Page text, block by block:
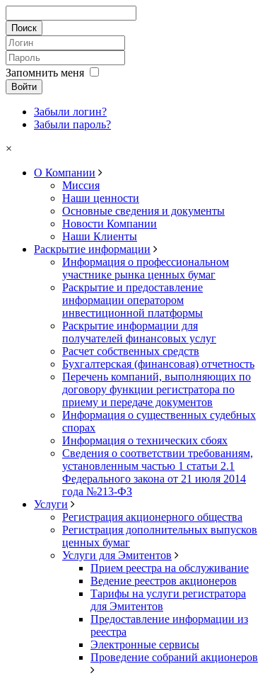
Запомнить меня
Войти
Забыли логин?
Забыли пароль?
×
О Компании
Миссия
Наши ценности
Основные сведения и документы
Новости Компании
Наши Клиенты
Раскрытие информации
Информация о профессиональном
участнике рынка ценных бумаг
Раскрытие и предоставление
информации оператором
инвестиционной платформы
Раскрытие информации для
получателей финансовых услуг
Расчет собственных средств
Бухгалтерская (финансовая) отчетность
Перечень компаний, выполняющих по
договору функции регистратора по
приему и передаче документов
Информация о существенных судебных
спорах
Информация о технических сбоях
Сведения о соответствии требованиям,
установленным частью 1 статьи 2.1
Федерального закона от 21 июля 2014
года №213-ФЗ
Услуги
Регистрация акционерного общества
Регистрация дополнительных выпусков
ценных бумаг
Услуги для Эмитентов
Прием реестра на обслуживание
Ведение реестров акционеров
Тарифы на услуги регистратора
для Эмитентов
Предоставление информации из
реестра
Электронные сервисы
Проведение собраний акционеров